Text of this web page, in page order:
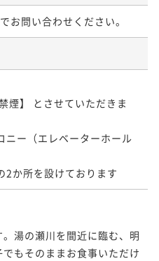
お問い合わせください。
煙】 とさせていただきま
ニー（エレベーターホール
2か所を設けております
湯の瀬川を間近に臨む、明
もそのままお食事いただけ